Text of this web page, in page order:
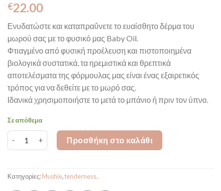
€22.00
Ενυδατώστε και καταπραΰνετε το ευαίσθητο δέρμα του
μωρού σας με το φυσικό μας Baby Oil.
Φτιαγμένο από φυσική προέλευση και πιστοποιημένα
βιολογικά συστατικά, τα ηρεμιστικά και θρεπτικά
αποτελέσματα της φόρμουλας μας είναι ένας εξαιρετικός
τρόπος για να δεθείτε με το μωρό σας.
Ιδανικά χρησιμοποιήστε το μετά το μπάνιο ή πριν τον ύπνο.
Σε απόθεμα
Mushie Baby Massage Oil ποσότητα
Προσθήκη στο καλάθι
Κατηγορίες:Mushie,tenderness..